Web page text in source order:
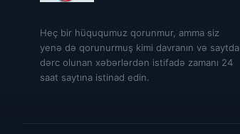
Heç bir hüququmuz qorunmur, amma siz
yenə də qorunurmuş kimi davranın və saytda
dərc olunan xəbərlərdən istifadə zamanı 24
saat saytına istinad edin.